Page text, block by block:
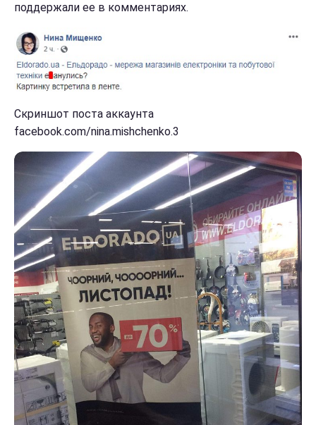
поддержали ее в комментариях.
Скриншот поста аккаунта
facebook.com/nina.mishchenko.3